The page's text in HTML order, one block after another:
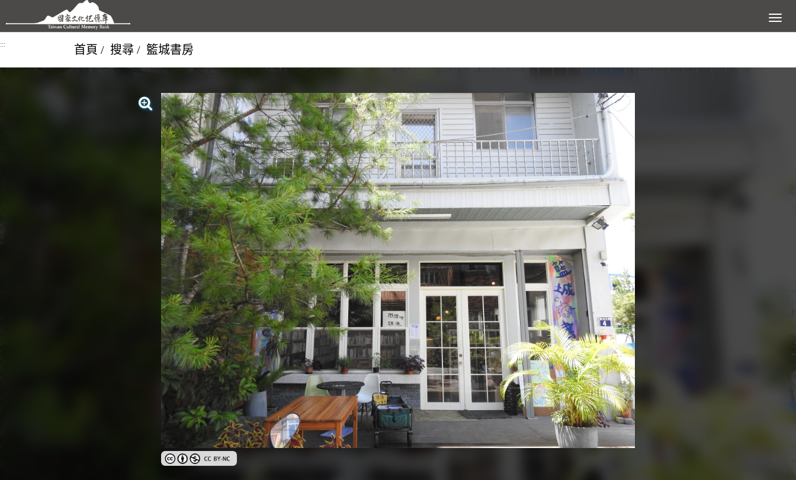
跳到主要內容區塊 展開選
::: 首頁 搜尋 籃城書房
創用CC姓名標示-非商業性 3.0 台灣及其後版本(CC BY-NC 3.0 TW +)